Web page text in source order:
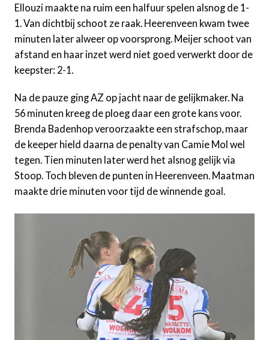
Ellouzi maakte na ruim een halfuur spelen alsnog de 1-
1. Van dichtbij schoot ze raak. Heerenveen kwam twee
minuten later alweer op voorsprong. Meijer schoot van
afstand en haar inzet werd niet goed verwerkt door de
keepster: 2-1.
Na de pauze ging AZ op jacht naar de gelijkmaker. Na
56 minuten kreeg de ploeg daar een grote kans voor.
Brenda Badenhop veroorzaakte een strafschop, maar
de keeper hield daarna de penalty van Camie Mol wel
tegen. Tien minuten later werd het alsnog gelijk via
Stoop. Toch bleven de punten in Heerenveen. Maatman
maakte drie minuten voor tijd de winnende goal.